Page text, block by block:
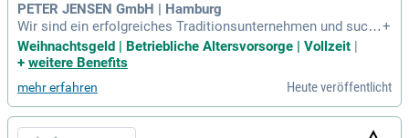
PETER JENSEN GmbH | Hamburg
Wir sind ein erfolgreiches Traditionsunternehmen und suche
n zur Verstärkung unseres Teams in Hamburg einen Verkäuf
er für unsere Badausstellung (m/w/d). In dieser Position ber
i der Planung individueller Badlösungen. Zudem sind Sie ver
antwortlich für den aktiven Verkauf von Sanitärobjekten und
die Erstellung von Badplanungen mit unserem Planungsprog
+
Weihnachtsgeld | Betriebliche Altersvorsorge | Vollzeit |
+ weitere Benefits
mehr erfahren Heute veröffentlicht